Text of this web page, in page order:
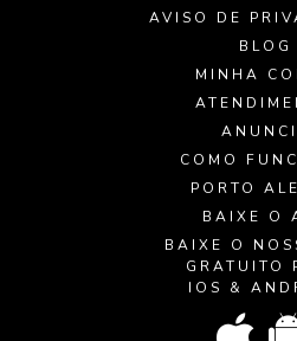
AVISO DE
BLOG
MINHA
COMO
PORTO
BAIXE O
BAIXE O
GRATUITO
IOS &